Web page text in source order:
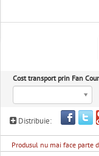
Cost transport prin Fan
Distribuie:
Produsul nu mai face parte